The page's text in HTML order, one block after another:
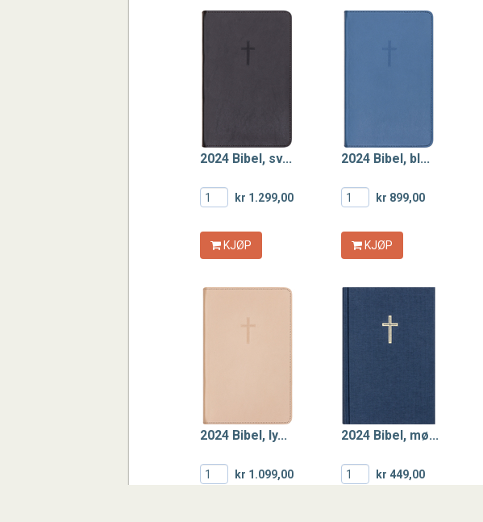
2024 Bibel, sv...
kr 1.299,00
KJØP
2024 Bibel, bl...
kr 899,00
KJØP
2024 Bibel, ly...
kr 1.099,00
2024 Bibel, mø...
kr 449,00